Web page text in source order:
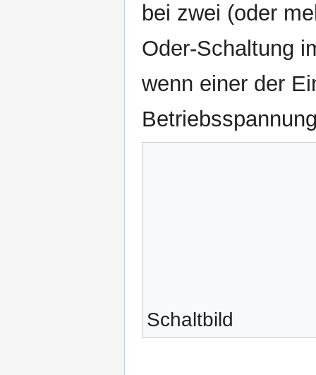
bei zwei (oder
Oder-Schaltung
wenn einer der
Schaltbild